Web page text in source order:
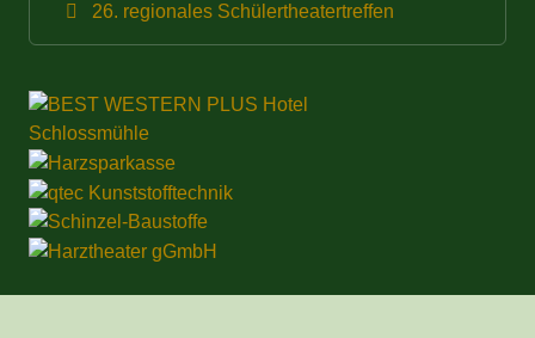
26. regionales Schülertheatertreffen